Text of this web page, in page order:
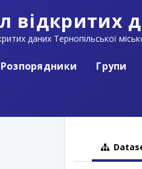
відкритих
даних Тернопільської
Розпорядники Групи